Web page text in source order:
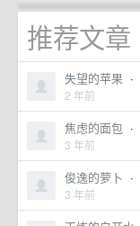
推荐文章
失望的苹果 ·
2 年前
焦虑的面包 ·
3 年前
俊逸的萝卜 ·
3 年前